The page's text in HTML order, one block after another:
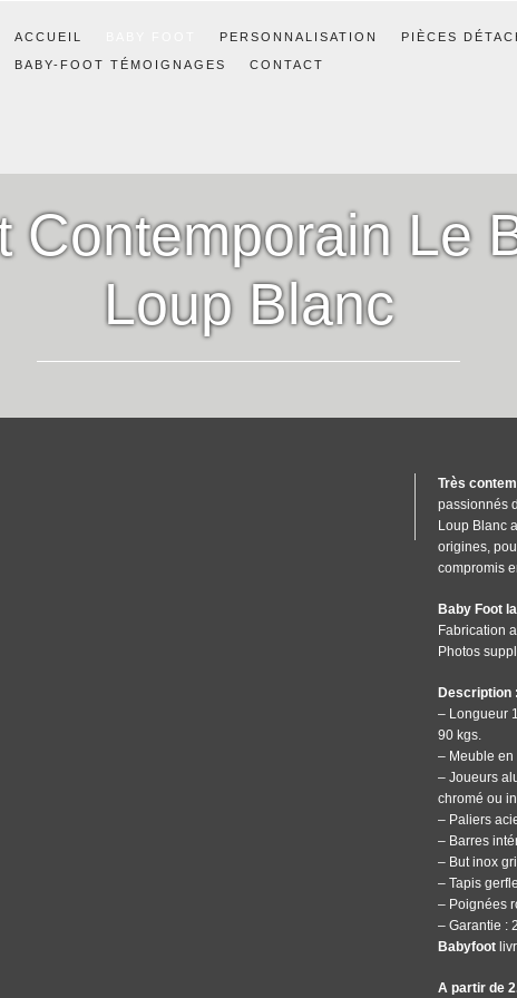
ACCUEIL PERSONNALISATION PIÈCES
BABY-FOOT TÉMOIGNAGES CONTACT
Contemporain Le
Loup Blanc
Très
passionnés
Loup Blanc
origines,
compromis
Baby Foot
Fabrication
Photos
Description :
– Longueur
90 kgs.
– Meuble
– Joueurs
chromé ou
– Paliers
– Barres
– But inox
– Tapis
– Poignées
– Garantie :
Babyfoot
A partir de